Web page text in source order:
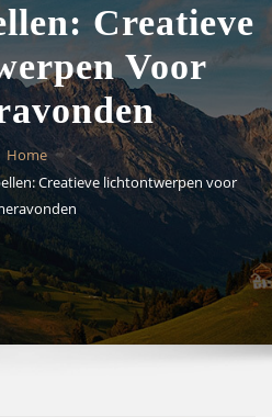
Creatieve
Voor
Home
Creatieve lichtontwerpen voor